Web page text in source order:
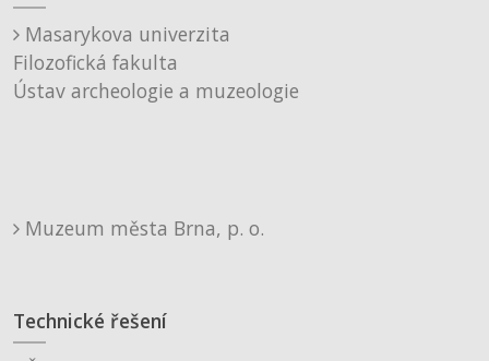
Masarykova univerzita
Filozofická fakulta
Ústav archeologie a muzeologie
Muzeum města Brna, p. o.
Technické řešení